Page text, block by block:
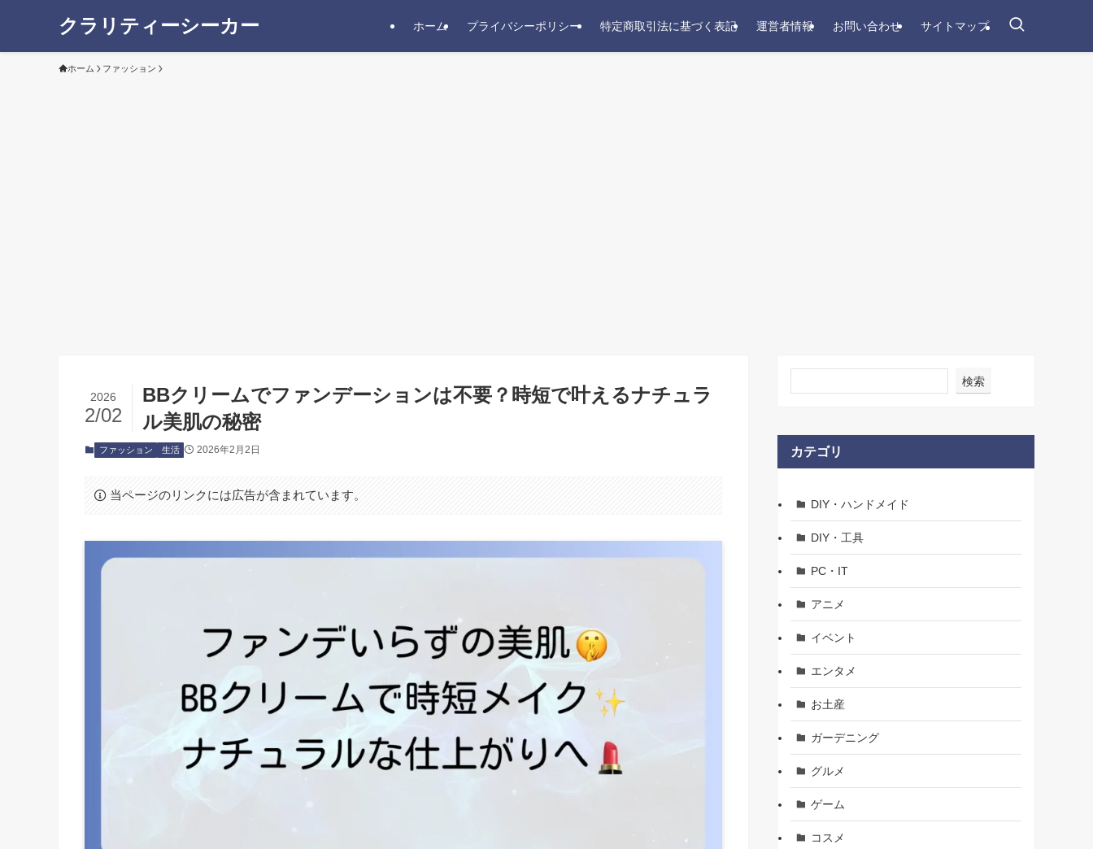
クラリティーシーカー ホーム プライバシーポリシー 特定商取引法に基づく表記 運営者情報 お問い合わせ サイトマップ
ホーム ファッション
BBクリームでファンデーションは不要？時短で叶えるナチュラ
ル美肌の秘密
2026
2/02
ファッション 生活 2026年2月2日
当ページのリンクには広告が含まれています。
検索
カテゴリ
DIY・ハンドメイド
DIY・工具
PC・IT
アニメ
イベント
エンタメ
お土産
ガーデニング
グルメ
ゲーム
コスメ